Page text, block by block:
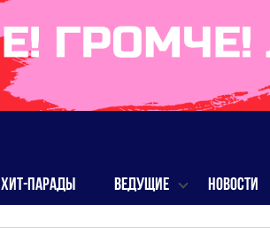
ХИТ-ПАРАДЫ ВЕДУЩИЕ НОВОСТИ